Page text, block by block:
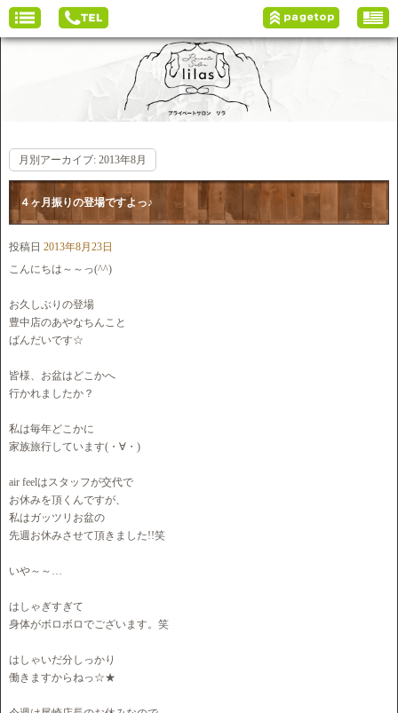
月別アーカイブ: 2013年8月
４ヶ月振りの登場ですよっ♪
投稿日 2013年8月23日
こんにちは～～っ(^^)
お久しぶりの登場
豊中店のあやなちんこと
ばんだいです☆
皆様、お盆はどこかへ
行かれましたか？
私は毎年どこかに
家族旅行しています(・∀・)
air feelはスタッフが交代で
お休みを頂くんですが、
私はガッツリお盆の
先週お休みさせて頂きました!!笑
いや～～…
はしゃぎすぎて
身体がボロボロでございます。笑
はしゃいだ分しっかり
働きますからねっ☆★